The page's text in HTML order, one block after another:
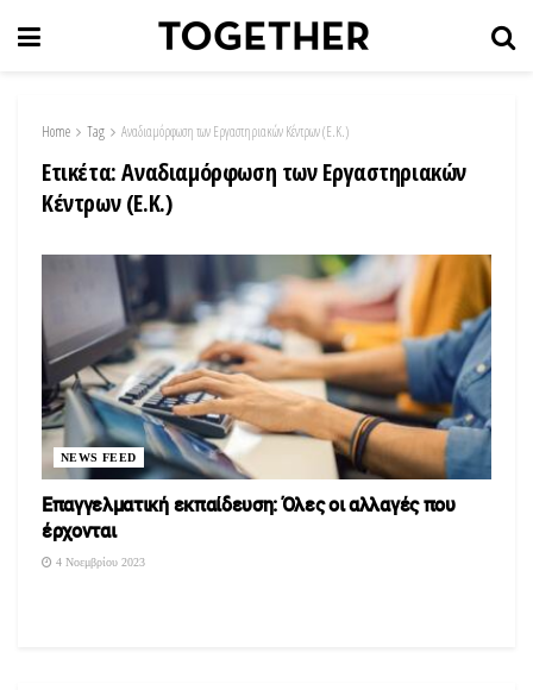
Home Tag Αναδιαμόρφωση των Εργαστηριακών Κέντρων (Ε.Κ.)
Ετικέτα:Αναδιαμόρφωση των Εργαστηριακών
Κέντρων (Ε.Κ.)
NEWS FEED
Eπαγγελματική εκπαίδευση: Όλες οι αλλαγές που
έρχονται
4 Νοεμβρίου 2023